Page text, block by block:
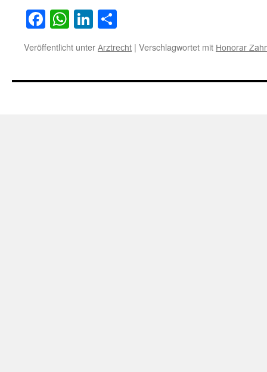
Facebook
WhatsApp
LinkedIn
Veröffentlicht unter Arztrecht | Verschlagwortet mit Honorar